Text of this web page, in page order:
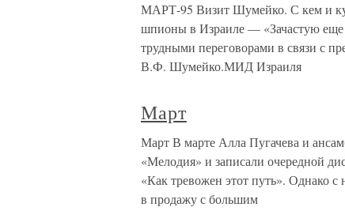
МАРТ-95 Визит Шумейко. С кем и
шпионы в Израиле — «Зачастую
трудными переговорами в связи с
В.Ф. Шумейко.МИД Израиля
Март
Март В марте Алла Пугачева и
«Мелодия» и записали очередной
«Как тревожен этот путь». Однако
в продажу с большим